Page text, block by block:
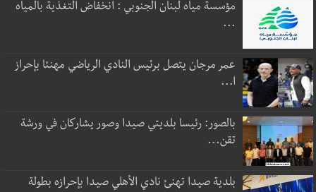
مؤسسة مياه لبنان الجنوبي : انخفاض التغذية بالمياه
...
عمر مرجان يتصل برئيس النادي الرياضي مهنئا بإحراز
ا...
بالصور: رئيسا بلديتي صيدا وصور يشاركان في ورشة
تقن...
بلدية صيدا تهنئ نادي الأهلي صيدا بإحرازه بطولة